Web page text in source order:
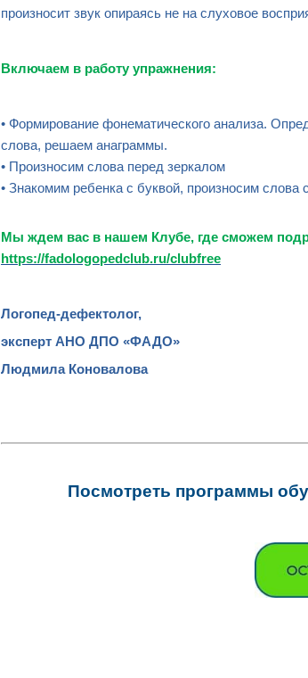
произносит звук опираясь не на слуховое
Включаем в работу упражнения:
• Формирование фонематического анализа.
слова, решаем анаграммы.
• Произносим слова перед зеркалом
• Знакомим ребенка с буквой, произносим слова
Мы ждем вас в нашем Клубе, где сможем
https://fadologopedclub.ru/clubfree
Логопед-дефектолог,
эксперт АНО ДПО «ФАДО»
Людмила Коновалова
Посмотреть программы